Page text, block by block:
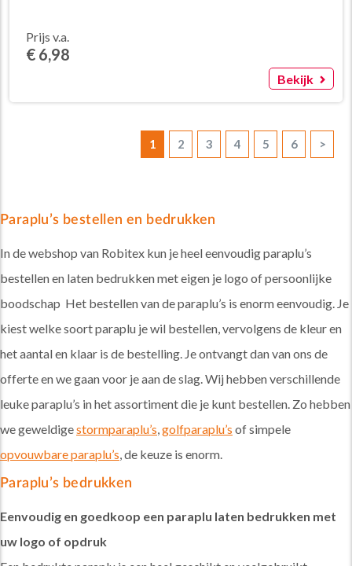
Prijs v.a.
€ 6,98
Bekijk
1 2 3 4 5 6 >
Paraplu’s bestellen en bedrukken
In de webshop van Robitex kun je heel eenvoudig paraplu’s
bestellen en laten bedrukken met eigen je logo of persoonlijke
boodschap Het bestellen van de paraplu’s is enorm eenvoudig. Je
kiest welke soort paraplu je wil bestellen, vervolgens de kleur en
het aantal en klaar is de bestelling. Je ontvangt dan van ons de
offerte en we gaan voor je aan de slag. Wij hebben verschillende
leuke paraplu’s in het assortiment die je kunt bestellen. Zo hebben
we geweldigestormparaplu’s,golfparaplu’s of simpele
opvouwbare paraplu’s, de keuze is enorm.
Paraplu’s bedrukken
Eenvoudig en goedkoop een paraplu laten bedrukken met
uw logo of opdruk